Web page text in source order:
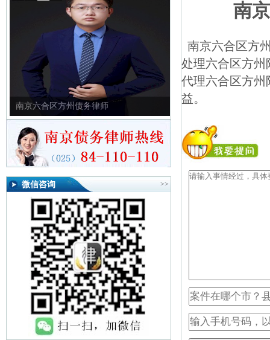
南京六合区方州债权债务律师
微信咨询 >>
南
南京六合区方
处理六合区方州
代理六合区方州
益。